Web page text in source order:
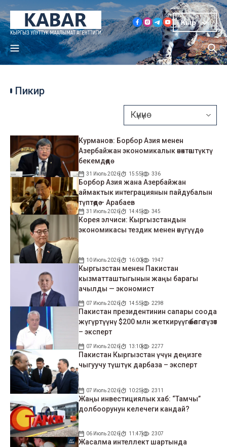
Кыр
Пикир
Курманов: Борбор Азия менен
Азербайжан экономикалык өнөктөштүктү
бекемдөөдө
31 Июль 2026 15:55 336
Борбор Азия жана Азербайжан
аймактык интеграциянын пайдубалын
түптөөдө – Арабаев
31 Июль 2026 14:45 345
Корея элчиси: Кыргызстандын
экономикасы тездик менен өнүгүүдө
10 Июль 2026 16:00 1947
Кыргызстан менен Пакистан
кызматташтыгынын жаңы барагы
ачылды — экономист
07 Июль 2026 14:55 2298
Пакистан президентинин сапары соода
жүгүртүүнү $200 млн жеткирүүгө өбөлгө түзөт
– эксперт
07 Июль 2026 13:10 2277
Пакистан Кыргызстан үчүн деңизге
чыгуучу түштүк дарбаза – эксперт
07 Июль 2026 10:25 2311
Жаңы инвестициялык хаб: “Тамчы”
долбоорунун келечеги кандай?
06 Июль 2026 11:47 2307
Жасалма интеллект шартында